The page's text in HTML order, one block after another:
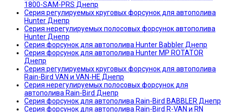
1800-SАМ-PRS Днепр
Серия регулируемых круговых форсунок для автополива
Hunter Днепр
Серия нерегулируемых полосовых форсунок автополива
Hunter Днепр
Серия форсунок для автополива Hunter Babbler Днепр
Серия форсунок для автополива Hunter MP ROTATOR
Днепр
Серия регулируемых круговых форсунок для автополива
Rain-Bird VAN и VAN-HE Днепр
Серия нерегулируемых полосовых форсунок для
автополива Rain-Bird Днепр
Серия форсунок для автополива Rain-Bird BABBLER Днепр
Серия форсунок для автополива Rain-Bird R-VAN и RN